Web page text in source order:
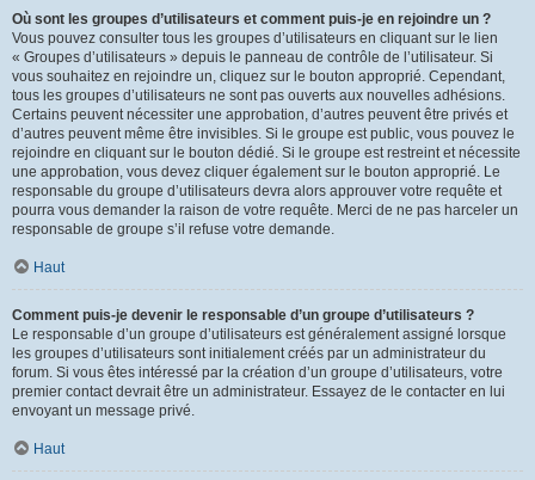
Où sont les groupes d’utilisateurs et comment puis-je en rejoindre un ?
Vous pouvez consulter tous les groupes d’utilisateurs en cliquant sur le lien
« Groupes d’utilisateurs » depuis le panneau de contrôle de l’utilisateur. Si
vous souhaitez en rejoindre un, cliquez sur le bouton approprié. Cependant,
tous les groupes d’utilisateurs ne sont pas ouverts aux nouvelles adhésions.
Certains peuvent nécessiter une approbation, d’autres peuvent être privés et
d’autres peuvent même être invisibles. Si le groupe est public, vous pouvez le
rejoindre en cliquant sur le bouton dédié. Si le groupe est restreint et nécessite
une approbation, vous devez cliquer également sur le bouton approprié. Le
responsable du groupe d’utilisateurs devra alors approuver votre requête et
pourra vous demander la raison de votre requête. Merci de ne pas harceler un
responsable de groupe s’il refuse votre demande.
Haut
Comment puis-je devenir le responsable d’un groupe d’utilisateurs ?
Le responsable d’un groupe d’utilisateurs est généralement assigné lorsque
les groupes d’utilisateurs sont initialement créés par un administrateur du
forum. Si vous êtes intéressé par la création d’un groupe d’utilisateurs, votre
premier contact devrait être un administrateur. Essayez de le contacter en lui
envoyant un message privé.
Haut